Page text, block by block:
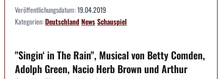
Veröffentlichungsdatum:19.04.2019
Kategorien:DeutschlandNewsSchauspiel
"Singin‘ in The Rain", Musical von Betty Comden,
Adolph Green, Nacio Herb Brown und Arthur